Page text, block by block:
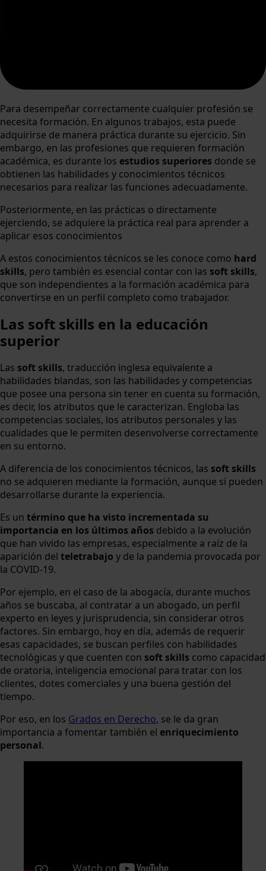
Para desempeñar correctamente cualquier profesión se
necesita formación. En algunos trabajos, esta puede
adquirirse de manera práctica durante su ejercicio. Sin
embargo, en las profesiones que requieren formación
académica, es durante los estudios superiores donde se
obtienen las habilidades y conocimientos técnicos
necesarios para realizar las funciones adecuadamente.
Posteriormente, en las prácticas o directamente
ejerciendo, se adquiere la práctica real para aprender a
aplicar esos conocimientos
A estos conocimientos técnicos se les conoce como hard
skills, pero también es esencial contar con las soft skills,
que son independientes a la formación académica para
convertirse en un perfil completo como trabajador.
Las soft skills en la educación
superior
Las soft skills, traducción inglesa equivalente a
habilidades blandas, son las habilidades y competencias
que posee una persona sin tener en cuenta su formación,
es decir, los atributos que le caracterizan. Engloba las
competencias sociales, los atributos personales y las
cualidades que le permiten desenvolverse correctamente
en su entorno.
A diferencia de los conocimientos técnicos, las soft skills
no se adquieren mediante la formación, aunque sí pueden
desarrollarse durante la experiencia.
Es un término que ha visto incrementada su
importancia en los últimos años debido a la evolución
que han vivido las empresas, especialmente a raíz de la
aparición del teletrabajo y de la pandemia provocada por
la COVID-19.
Por ejemplo, en el caso de la abogacía, durante muchos
años se buscaba, al contratar a un abogado, un perfil
experto en leyes y jurisprudencia, sin considerar otros
factores. Sin embargo, hoy en día, además de requerir
esas capacidades, se buscan perfiles con habilidades
tecnológicas y que cuenten con soft skills como capacidad
de oratoria, inteligencia emocional para tratar con los
clientes, dotes comerciales y una buena gestión del
tiempo.
Por eso, en los Grados en Derecho, se le da gran
importancia a fomentar también el enriquecimiento
personal.